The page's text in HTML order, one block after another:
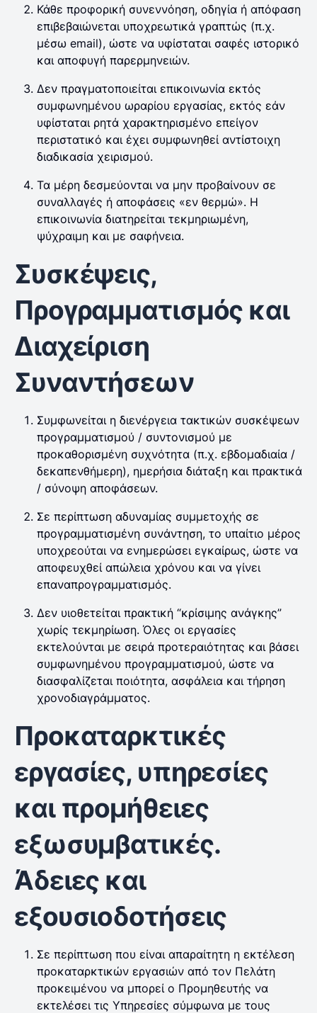
Κάθε προφορική συνεννόηση, οδηγία ή απόφαση
επιβεβαιώνεται υποχρεωτικά γραπτώς (π.χ.
μέσω email), ώστε να υφίσταται σαφές ιστορικό
και αποφυγή παρερμηνειών.
Δεν πραγματοποιείται επικοινωνία εκτός
συμφωνημένου ωραρίου εργασίας, εκτός εάν
υφίσταται ρητά χαρακτηρισμένο επείγον
περιστατικό και έχει συμφωνηθεί αντίστοιχη
διαδικασία χειρισμού.
Τα μέρη δεσμεύονται να μην προβαίνουν σε
συναλλαγές ή αποφάσεις «εν θερμώ». Η
επικοινωνία διατηρείται τεκμηριωμένη,
ψύχραιμη και με σαφήνεια.
Συσκέψεις,
Προγραμματισμός και
Διαχείριση
Συναντήσεων
Συμφωνείται η διενέργεια τακτικών συσκέψεων
προγραμματισμού / συντονισμού με
προκαθορισμένη συχνότητα (π.χ. εβδομαδιαία /
δεκαπενθήμερη), ημερήσια διάταξη και πρακτικά
/ σύνοψη αποφάσεων.
Σε περίπτωση αδυναμίας συμμετοχής σε
προγραμματισμένη συνάντηση, το υπαίτιο μέρος
υποχρεούται να ενημερώσει εγκαίρως, ώστε να
αποφευχθεί απώλεια χρόνου και να γίνει
επαναπρογραμματισμός.
Δεν υιοθετείται πρακτική “κρίσιμης ανάγκης”
χωρίς τεκμηρίωση. Όλες οι εργασίες
εκτελούνται με σειρά προτεραιότητας και βάσει
συμφωνημένου προγραμματισμού, ώστε να
διασφαλίζεται ποιότητα, ασφάλεια και τήρηση
χρονοδιαγράμματος.
Προκαταρκτικές
εργασίες, υπηρεσίες
και προμήθειες
εξωσυμβατικές.
Άδειες και
εξουσιοδοτήσεις
Σε περίπτωση που είναι απαραίτητη η εκτέλεση
προκαταρκτικών εργασιών από τον Πελάτη
προκειμένου να μπορεί ο Προμηθευτής να
εκτελέσει τις Υπηρεσίες σύμφωνα με τους